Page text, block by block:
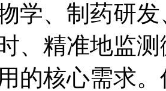
学、制药研
、精准地监
的核心需求